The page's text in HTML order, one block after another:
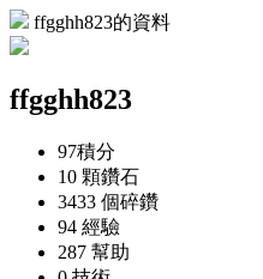
ffgghh823的資料
ffgghh823
97積分
10 顆鑽石
3433 個碎鑽
94 經驗
287 幫助